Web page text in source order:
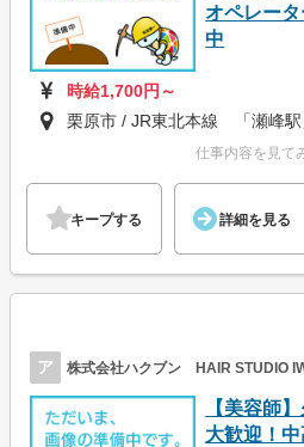
オペレー
中
時給1,700円～
栗原市 / JR東北本線 「瀬峰駅
仕事内容を見て
キープする 詳細を見る
ア 株式会社ハクブン HAIR STUDIO
【美容師
大歓迎！中